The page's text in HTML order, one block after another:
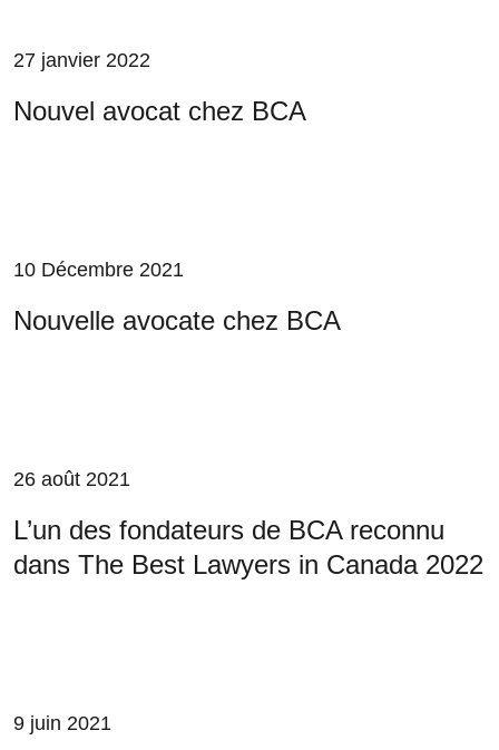
27 janvier 2022
Nouvel avocat chez BCA
10 Décembre 2021
Nouvelle avocate chez BCA
26 août 2021
L’un des fondateurs de BCA reconnu
dans The Best Lawyers in Canada 2022
9 juin 2021